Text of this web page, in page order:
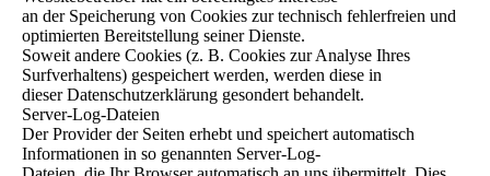
an der Speicherung von Cookies zur technisch fehlerfreien und
optimierten Bereitstellung seiner Dienste.
Soweit andere Cookies (z. B. Cookies zur Analyse Ihres
Surfverhaltens) gespeichert werden, werden diese in
dieser Datenschutzerklärung gesondert behandelt.
Server-Log-Dateien
Der Provider der Seiten erhebt und speichert automatisch
Informationen in so genannten Server-Log-